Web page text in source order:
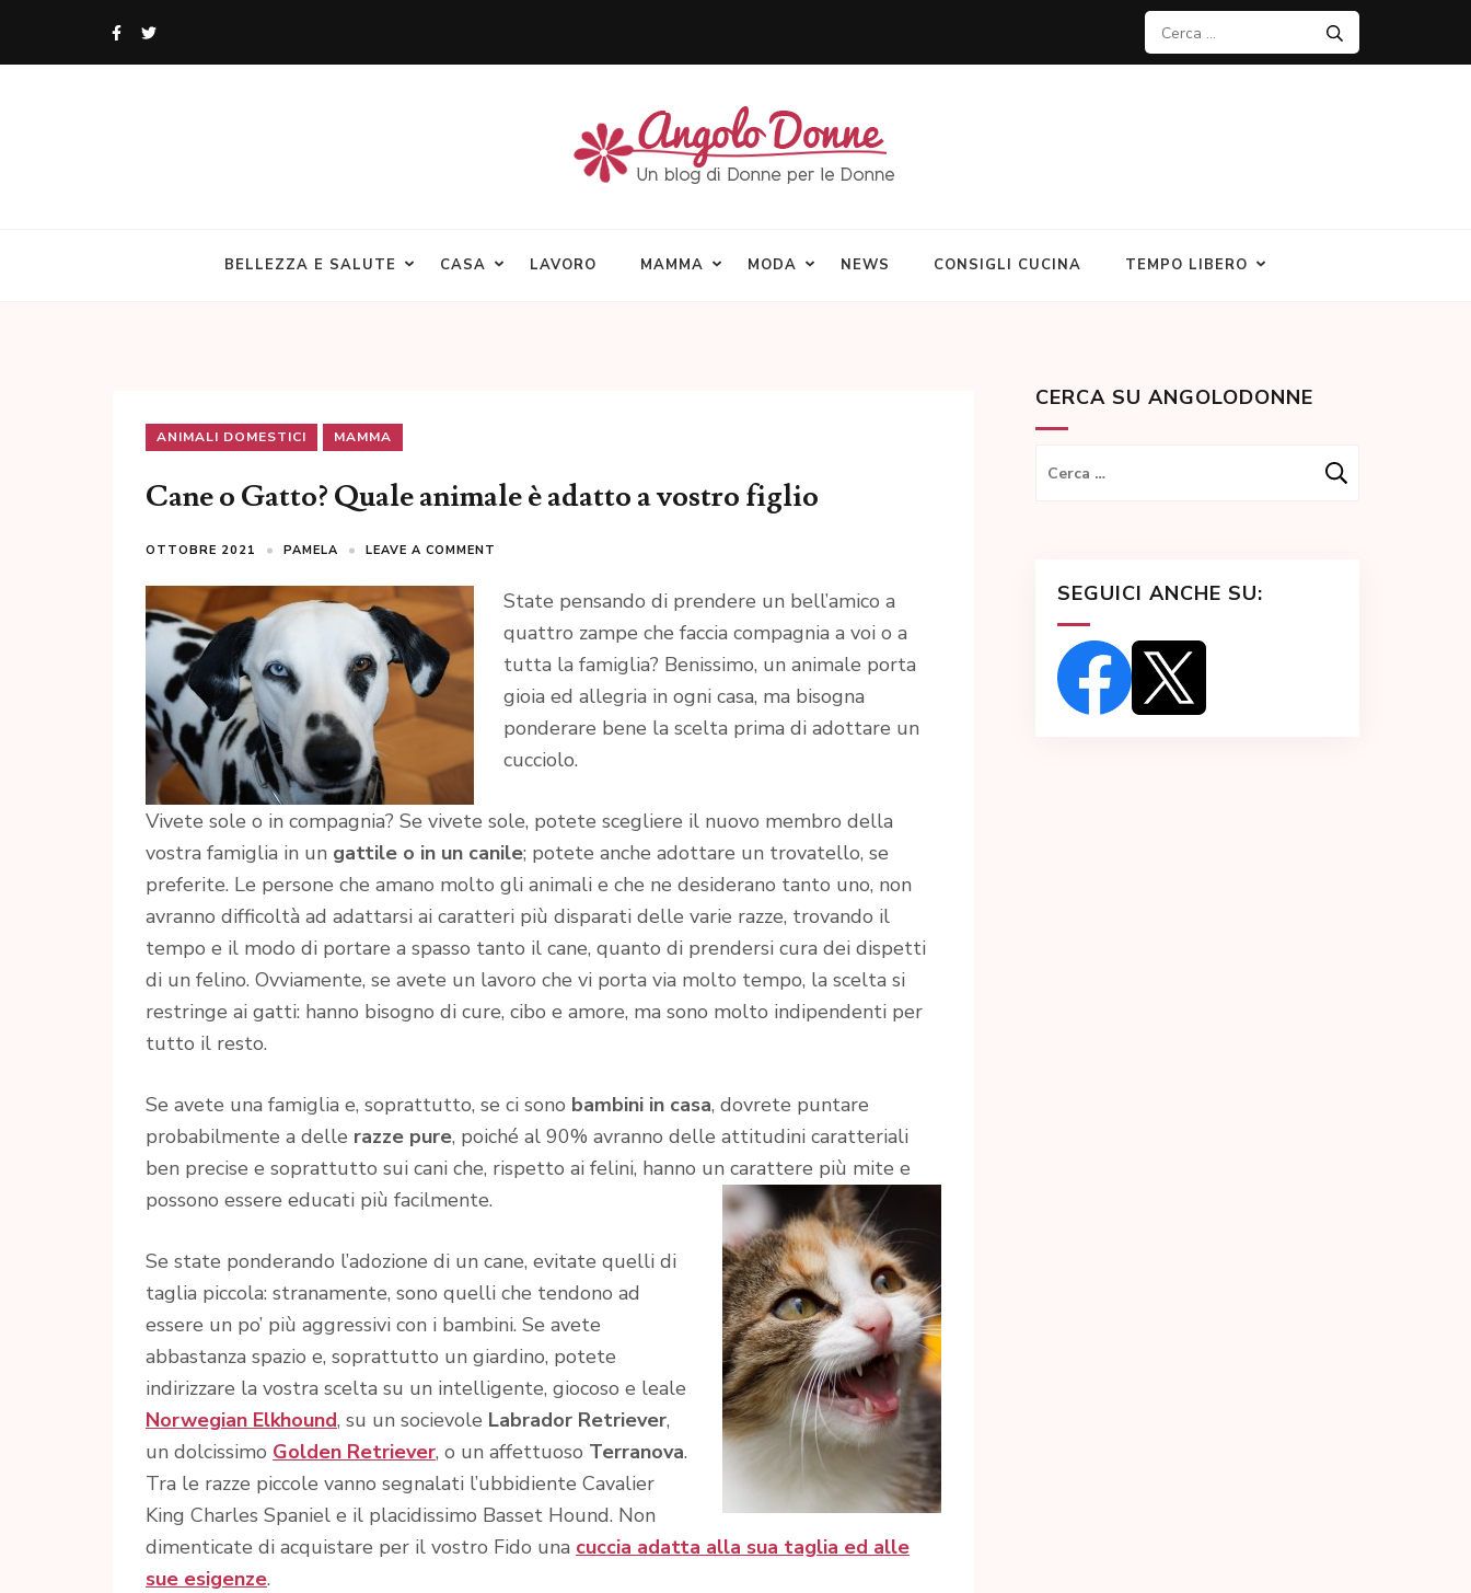
Ricerca
per:
BELLEZZA E SALUTE CASA LAVORO MAMMA MODA NEWS CONSIGLI CUCINA TEMPO LIBERO
ANIMALI DOMESTICI MAMMA
Cane o Gatto? Quale animale è adatto a vostro figlio
OTTOBRE 2021 PAMELA LEAVE A COMMENT
State pensando di prendere un bell’amico a
quattro zampe che faccia compagnia a voi o a
tutta la famiglia? Benissimo, un animale porta
gioia ed allegria in ogni casa, ma bisogna
ponderare bene la scelta prima di adottare un
cucciolo.
Vivete sole o in compagnia? Se vivete sole, potete scegliere il nuovo membro della
vostra famiglia in un gattile o in un canile; potete anche adottare un trovatello, se
preferite. Le persone che amano molto gli animali e che ne desiderano tanto uno, non
avranno difficoltà ad adattarsi ai caratteri più disparati delle varie razze, trovando il
tempo e il modo di portare a spasso tanto il cane, quanto di prendersi cura dei dispetti
di un felino. Ovviamente, se avete un lavoro che vi porta via molto tempo, la scelta si
restringe ai gatti: hanno bisogno di cure, cibo e amore, ma sono molto indipendenti per
tutto il resto.
Se avete una famiglia e, soprattutto, se ci sono bambini in casa, dovrete puntare
probabilmente a delle razze pure, poiché al 90% avranno delle attitudini caratteriali
ben precise e soprattutto sui cani che, rispetto ai felini, hanno un carattere più mite e
possono essere educati più facilmente.
Se state ponderando l’adozione di un cane, evitate quelli di
taglia piccola: stranamente, sono quelli che tendono ad
essere un po’ più aggressivi con i bambini. Se avete
abbastanza spazio e, soprattutto un giardino, potete
indirizzare la vostra scelta su un intelligente, giocoso e leale
Norwegian Elkhound, su un socievole Labrador Retriever,
un dolcissimo Golden Retriever, o un affettuoso Terranova.
Tra le razze piccole vanno segnalati l’ubbidiente Cavalier
King Charles Spaniel e il placidissimo Basset Hound. Non
dimenticate di acquistare per il vostro Fido una cuccia adatta alla sua taglia ed alle
sue esigenze.
CERCA SU ANGOLODONNE
Ricerca
SEGUICI ANCHE SU: